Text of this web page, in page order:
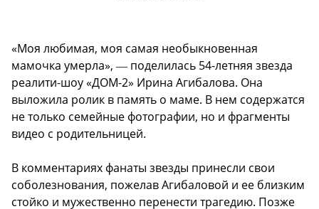
«Моя любимая, моя самая необыкновенная
мамочка умерла», ― поделилась 54-летняя звезда
реалити-шоу «ДОМ-2» Ирина Агибалова. Она
выложила ролик в память о маме. В нем содержатся
не только семейные фотографии, но и фрагменты
видео с родительницей.
В комментариях фанаты звезды принесли свои
соболезнования, пожелав Агибаловой и ее близким
стойко и мужественно перенести трагедию. Позже